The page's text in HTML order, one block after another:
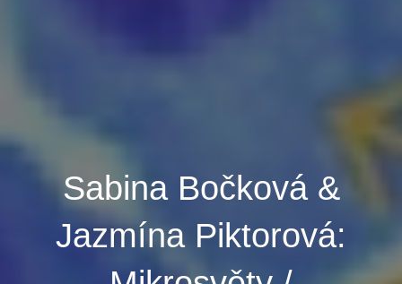
Sabina Bočková &
Jazmína Piktorová: